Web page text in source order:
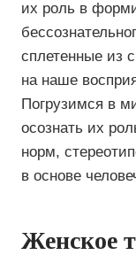
их роль в
сплетенные из
на наше
Погрузимся в
осознать их
норм,
в основе
Женское